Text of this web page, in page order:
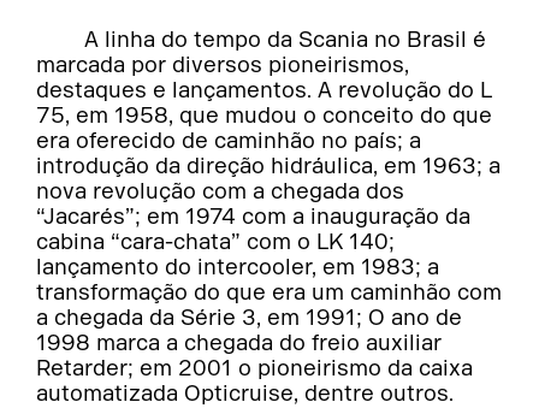
A linha do tempo da Scania no Brasil é
marcada por diversos pioneirismos,
destaques e lançamentos. A revolução do L
75, em 1958, que mudou o conceito do que
era oferecido de caminhão no país; a
introdução da direção hidráulica, em 1963; a
nova revolução com a chegada dos
“Jacarés”; em 1974 com a inauguração da
cabina “cara-chata” com o LK 140;
lançamento do intercooler, em 1983; a
transformação do que era um caminhão com
a chegada da Série 3, em 1991; O ano de
1998 marca a chegada do freio auxiliar
Retarder; em 2001 o pioneirismo da caixa
automatizada Opticruise, dentre outros.